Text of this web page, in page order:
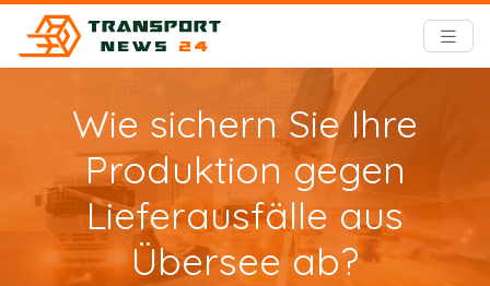
Wie sichern Sie Ihre
Produktion gegen
Lieferausfälle aus
Übersee ab?